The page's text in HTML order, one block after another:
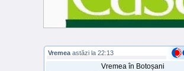
Vremea astăzi la 22:13
Vremea în Botoșani